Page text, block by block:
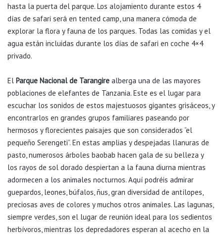
hasta la puerta del parque. Los alojamiento durante estos 4
días de safari será en tented camp, una manera cómoda de
explorar la flora y fauna de los parques. Todas las comidas y el
agua están incluidas durante los días de safari en coche 4×4
privado.
El Parque Nacional de Tarangire alberga una de las mayores
poblaciones de elefantes de Tanzania. Este es el lugar para
escuchar los sonidos de estos majestuosos gigantes grisáceos, y
encontrarlos en grandes grupos familiares paseando por
hermosos y florecientes paisajes que son considerados “el
pequeño Serengeti”. En estas amplias y despejadas llanuras de
pasto, numerosos árboles baobab hacen gala de su belleza y
los rayos de sol dorado despiertan a la fauna diurna mientras
adormecen a los animales nocturnos. Aquí podréis admirar
guepardos, leones, búfalos, ñus, gran diversidad de antílopes,
preciosas aves de colores y muchos otros animales. Las lagunas,
siempre verdes, son el lugar de reunión ideal para los sedientos
herbívoros, mientras los depredadores esperan al acecho en la